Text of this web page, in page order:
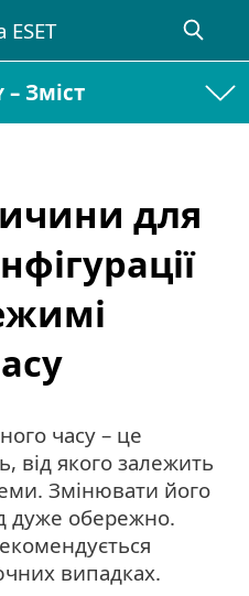
Зміст
для
часу – це
від якого залежить
Змінювати його
дуже обережно.
випадках.